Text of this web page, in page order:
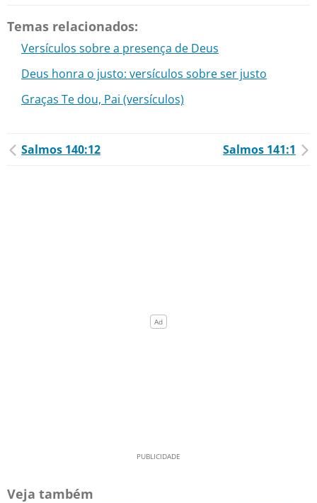
Temas relacionados:
Versículos sobre a presença de Deus
Deus honra o justo: versículos sobre ser justo
Graças Te dou, Pai (versículos)
Salmos 140:12 Salmos 141:1
Veja também